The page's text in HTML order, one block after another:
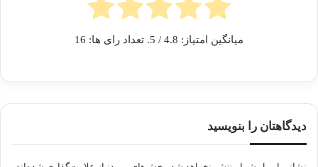
میانگین امتیاز: 4.8 / 5. تعداد رای ها: 16
دیدگاهتان را بنویسید